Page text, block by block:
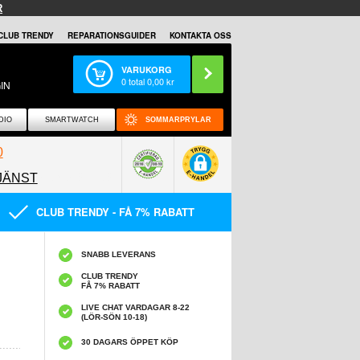
TRENDY REPARATIONSGUIDER KONTAKTA OSS
VARUKORG
0total0,00kr
SMARTWATCH SOMMARPRYLAR
CLUB TRENDY - FÅ 7% RABATT
SNABB LEVERANS
CLUB TRENDY
FÅ 7% RABATT
LIVE CHAT VARDAGAR 8-22
(LÖR-SÖN 10-18)
30 DAGARS ÖPPET KÖP